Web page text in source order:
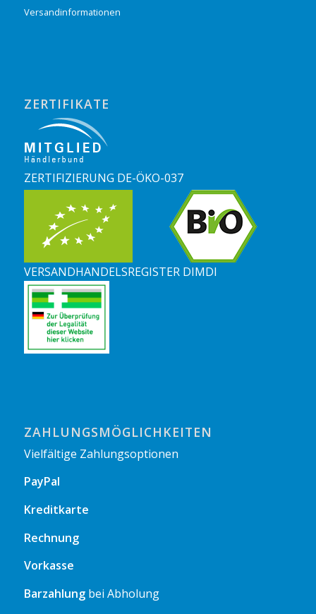
Versandinformationen
ZERTIFIKATE
ZERTIFIZIERUNG DE-ÖKO-037
VERSANDHANDELSREGISTER DIMDI
ZAHLUNGSMÖGLICHKEITEN
Vielfältige Zahlungsoptionen
PayPal
Kreditkarte
Rechnung
Vorkasse
Barzahlungbei Abholung